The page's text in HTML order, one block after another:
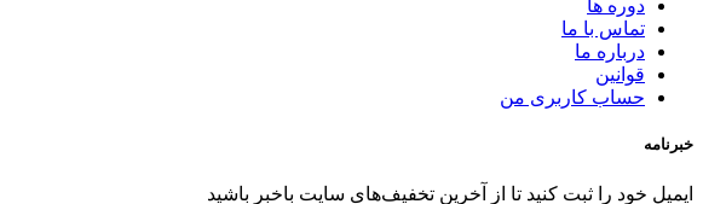
دوره ها
تماس با ما
درباره ما
قوانین
حساب کاربری من
خبرنامه
ایمیل خود را ثبت کنید تا از آخرین تخفیف‌های سایت باخبر باشید